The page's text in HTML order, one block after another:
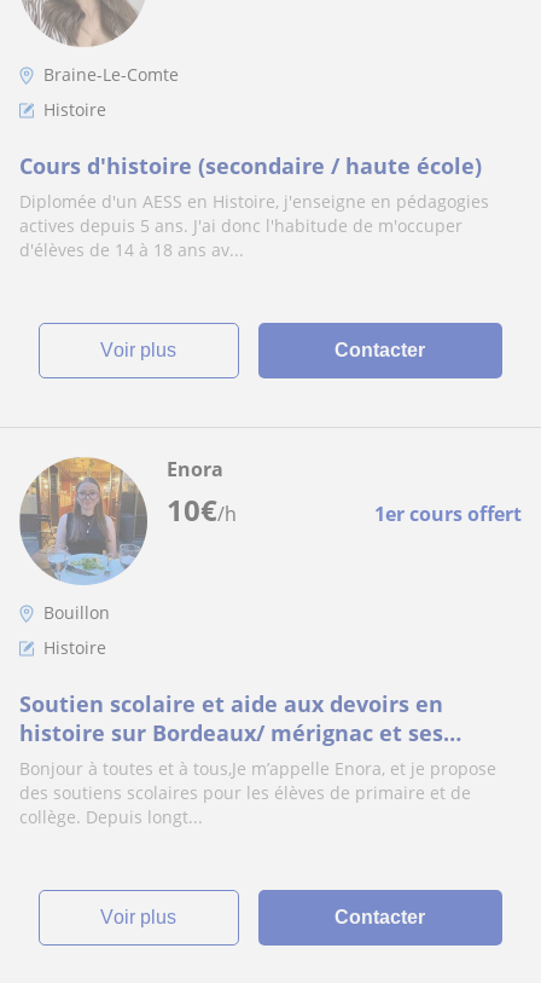
Braine-Le-Comte
Histoire
Cours d'histoire (secondaire / haute école)
Diplomée d'un AESS en Histoire, j'enseigne en pédagogies
actives depuis 5 ans. J'ai donc l'habitude de m'occuper
d'élèves de 14 à 18 ans av...
voir plus Contacter
10€/h 1er cours offert
Enora
Bouillon
Histoire
Soutien scolaire et aide aux devoirs en
histoire sur Bordeaux/ mérignac et ses
alentours
Bonjour à toutes et à tous,Je m’appelle Enora, et je propose
des soutiens scolaires pour les élèves de primaire et de
collège. Depuis longt...
voir plus Contacter